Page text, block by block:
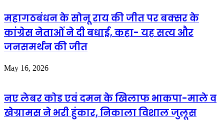
महागठबंधन के सोनू राय की जीत पर बक्सर के
कांग्रेस नेताओं ने दी बधाई, कहा- यह सत्य और
जनसमर्थन की जीत
May 16, 2026
नए लेबर कोड एवं दमन के खिलाफ भाकपा-माले व
खेग्रामस ने भरी हुंकार, निकाला विशाल जुलूस